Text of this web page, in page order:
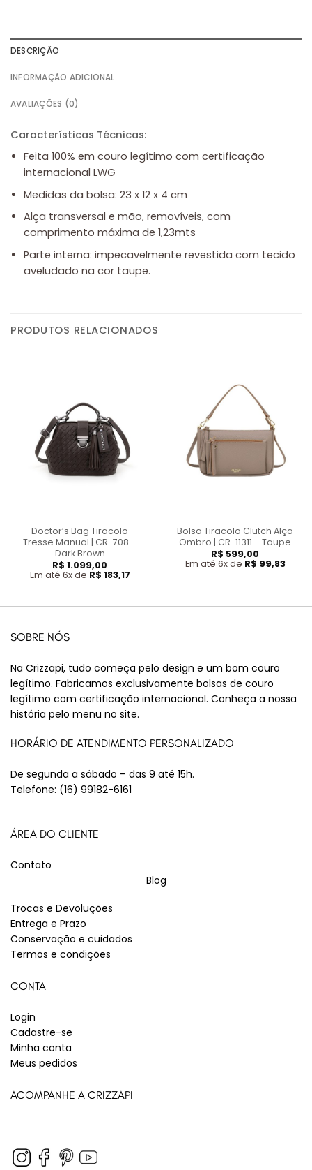
DESCRIÇÃO
INFORMAÇÃO ADICIONAL
AVALIAÇÕES (0)
Características Técnicas:
Feita 100% em couro legítimo com certificação
internacional LWG
Medidas da bolsa: 23 x 12 x 4 cm
Alça transversal e mão, removíveis, com
comprimento máxima de 1,23mts
Parte interna: impecavelmente revestida com tecido
aveludado na cor taupe.
PRODUTOS RELACIONADOS
Doctor’s Bag Tiracolo
Tresse Manual | CR-708 –
Dark Brown
R$ 1.099,00
Em até 6x de R$ 183,17
Bolsa Tiracolo Clutch Alça
Ombro | CR-11311 – Taupe
R$ 599,00
Em até 6x de R$ 99,83
SOBRE NÓS
Na Crizzapi, tudo começa pelo design e um bom couro
legítimo. Fabricamos exclusivamente bolsas de couro
legítimo com certificação internacional. Conheça a nossa
história pelo menu no site.
HORÁRIO DE ATENDIMENTO PERSONALIZADO
De segunda a sábado – das 9 até 15h.
Telefone: (16) 99182-6161
ÁREA DO CLIENTE
Contato
Blog
Trocas e Devoluções
Entrega e Prazo
Conservação e cuidados
Termos e condições
CONTA
Login
Cadastre-se
Minha conta
Meus pedidos
ACOMPANHE A CRIZZAPI